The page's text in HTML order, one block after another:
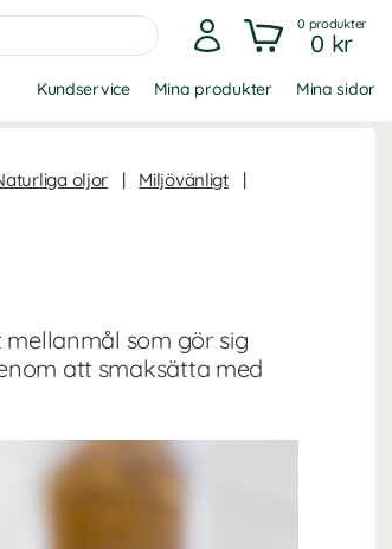
0 produkter
0 kr
Kundservice Mina produkter Mina sidor
oljor | Miljövänligt
|
som gör sig
att smaksätta med